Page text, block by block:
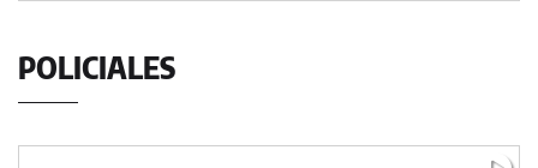
POLICIALES